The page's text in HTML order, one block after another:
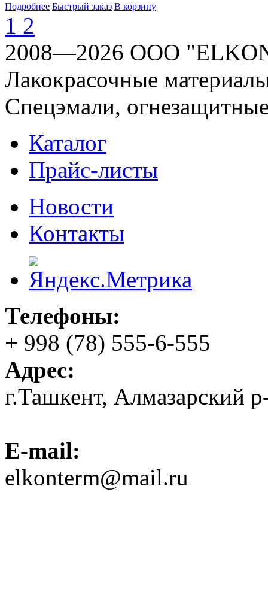
Подробнее Быстрый заказ В корзину
1 2
2008—2026 OOO
Лакокрасочные
Спецэмали,
Каталог
Прайс-листы
Новости
Контакты
Телефоны:
+ 998 (78) 555-6-555
Адрес:
г.Ташкент, Алмазарский
E-mail:
elkonterm@mail.ru